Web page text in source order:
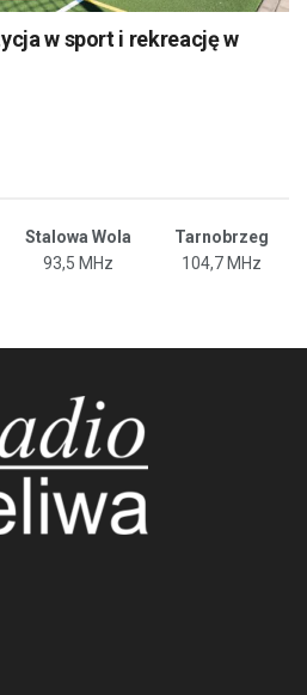
w sport i rekreację w
Stalowa Wola
Tarnobrzeg
93,5 MHz 104,7 MHz